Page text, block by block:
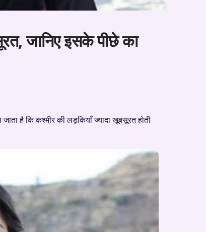
जानिए इसके पीछे का
है कि कश्मीर की लड़कियाँ ज्यादा खूबसूरत होती